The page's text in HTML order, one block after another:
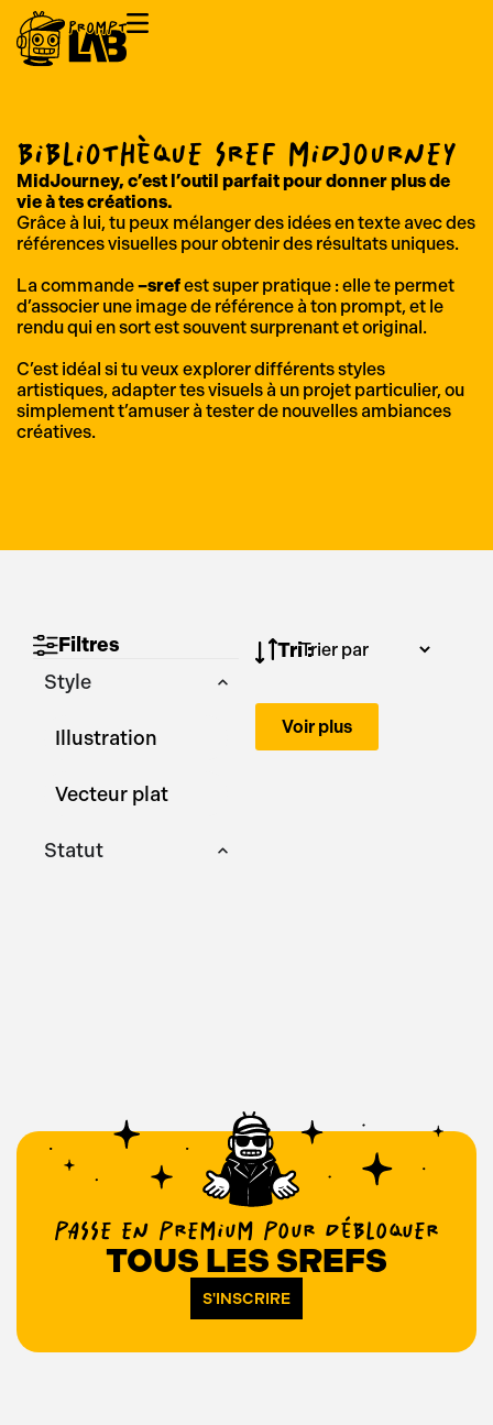
BIBLIOTHÈQUE SREF MIDJOURNEY
MidJourney, c’est l’outil parfait pour donner plus de
vie à tes créations.
Grâce à lui, tu peux mélanger des idées en texte avec des
références visuelles pour obtenir des résultats uniques.
La commande–srefest super pratique : elle te permet
d’associer une image de référence à ton prompt, et le
rendu qui en sort est souvent surprenant et original.
C’est idéal si tu veux explorer différents styles
artistiques, adapter tes visuels à un projet particulier, ou
simplement t’amuser à tester de nouvelles ambiances
créatives.
Filtres
Style
Illustration
Vecteur plat
Statut
Tri :
Voir plus
PASSE EN PREMIUM POUR DÉBLOQUER
TOUS LES SREFS
S'INSCRIRE